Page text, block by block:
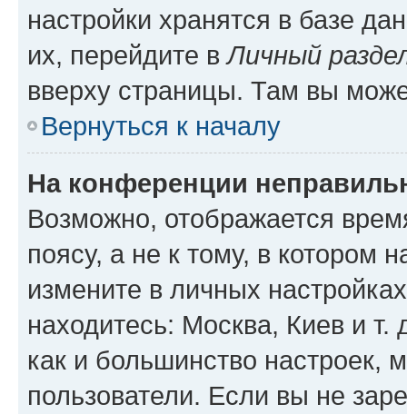
настройки хранятся в базе
их, перейдите вЛичный
вверху страницы. Там вы
Вернуться к началу
На конференции
Возможно, отображается
поясу, а не к тому, в котором
измените в личных
находитесь: Москва, Киев и т.
как и большинство настроек,
пользователи. Если вы не